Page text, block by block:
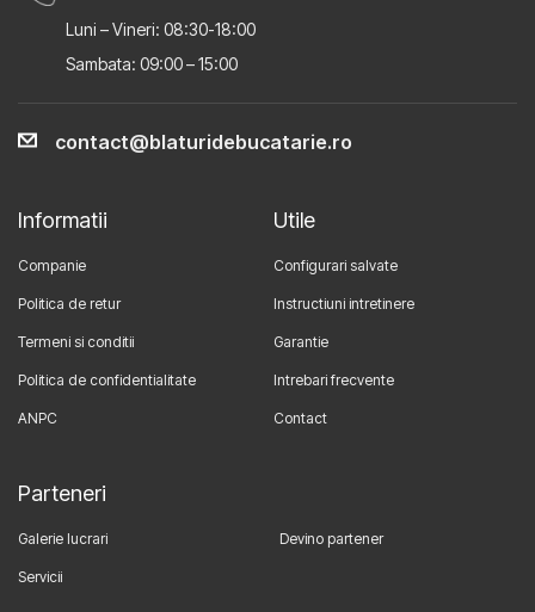
Luni – Vineri: 08:30-18:00
Sambata: 09:00 – 15:00
contact@blaturidebucatarie.ro
Informatii
Companie
Politica de retur
Termeni si conditii
Politica de confidentialitate
ANPC
Utile
Configurari salvate
Instructiuni intretinere
Garantie
Intrebari frecvente
Contact
Parteneri
Galerie lucrari Devino partener
Servicii